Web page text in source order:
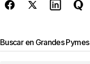
Buscar en Grandes Pymes